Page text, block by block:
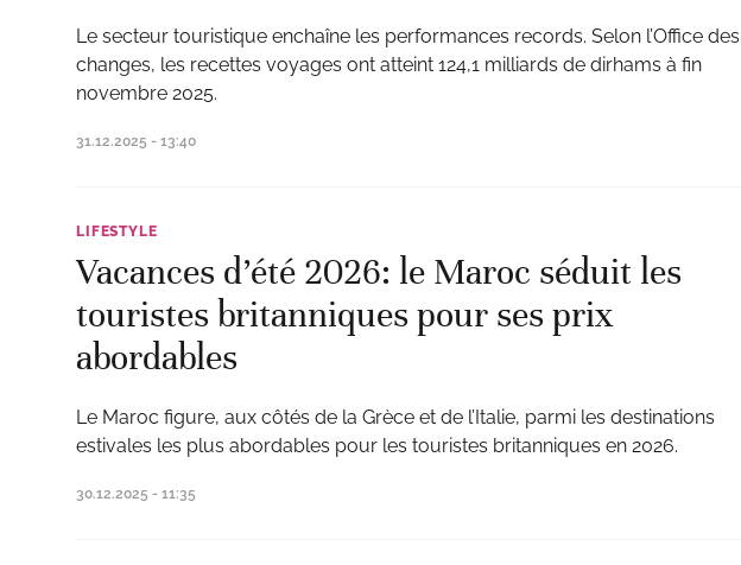
Le secteur touristique enchaîne les performances records. Selon l’Office des
changes, les recettes voyages ont atteint 124,1 milliards de dirhams à fin
novembre 2025.
31.12.2025 - 13:40
LIFESTYLE
Vacances d’été 2026: le Maroc séduit les
touristes britanniques pour ses prix
abordables
Le Maroc figure, aux côtés de la Grèce et de l’Italie, parmi les destinations
estivales les plus abordables pour les touristes britanniques en 2026.
30.12.2025 - 11:35